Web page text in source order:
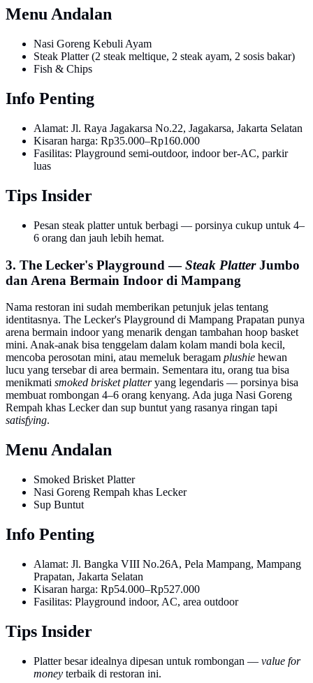
Menu Andalan
Nasi Goreng Kebuli Ayam
Steak Platter (2 steak meltique, 2 steak ayam, 2 sosis bakar)
Fish & Chips
Info Penting
Alamat: Jl. Raya Jagakarsa No.22, Jagakarsa, Jakarta Selatan
Kisaran harga: Rp35.000–Rp160.000
Fasilitas: Playground semi-outdoor, indoor ber-AC, parkir
luas
Tips Insider
Pesan steak platter untuk berbagi — porsinya cukup untuk 4–
6 orang dan jauh lebih hemat.
3. The Lecker's Playground —Steak PlatterJumbo
dan Arena Bermain Indoor di Mampang
Nama restoran ini sudah memberikan petunjuk jelas tentang
identitasnya. The Lecker's Playground di Mampang Prapatan punya
arena bermain indoor yang menarik dengan tambahan hoop basket
mini. Anak-anak bisa tenggelam dalam kolam mandi bola kecil,
mencoba perosotan mini, atau memeluk beragam plushie hewan
lucu yang tersebar di area bermain. Sementara itu, orang tua bisa
menikmati smoked brisket platteryang legendaris — porsinya bisa
membuat rombongan 4–6 orang kenyang. Ada juga Nasi Goreng
Rempah khas Lecker dan sup buntut yang rasanya ringan tapi
satisfying.
Menu Andalan
Smoked Brisket Platter
Nasi Goreng Rempah khas Lecker
Sup Buntut
Info Penting
Alamat: Jl. Bangka VIII No.26A, Pela Mampang, Mampang
Prapatan, Jakarta Selatan
Kisaran harga: Rp54.000–Rp527.000
Fasilitas: Playground indoor, AC, area outdoor
Tips Insider
Platter besar idealnya dipesan untuk rombongan — value for
money terbaik di restoran ini.